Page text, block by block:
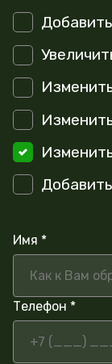
Имя *
Телефон *